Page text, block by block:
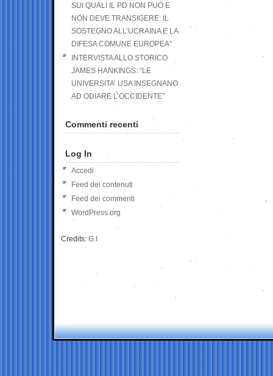
SUI QUALI IL PD NON PUÒ E
NON DEVE TRANSIGERE: IL
SOSTEGNO ALL’UCRAINA E LA
DIFESA COMUNE EUROPEA”
INTERVISTA ALLO STORICO
JAMES HANKINGS: “LE
UNIVERSITA’ USA INSEGNANO
AD ODIARE L’OCCIDENTE”
Commenti recenti
Log In
Accedi
Feed dei contenuti
Feed dei commenti
WordPress.org
Credits: G.I